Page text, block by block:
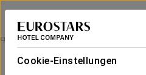
Cookie-Einstellungen
Eurostars Puerta Real
GRANADA
Feiere Mit Uns!